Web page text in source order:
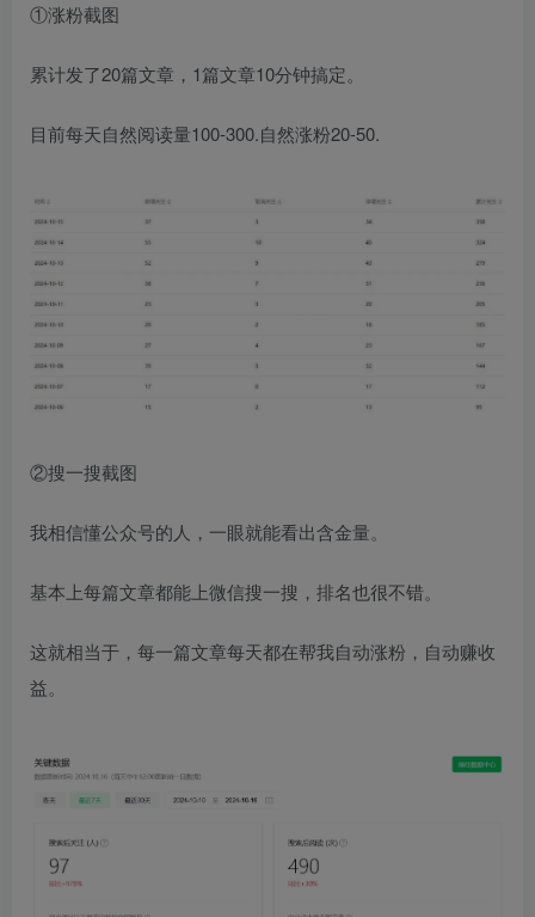
①涨粉截图
累计发了20篇文章，1篇文章10分钟搞定。
目前每天自然阅读量100-300.自然涨粉20-50.
②搜一搜截图
我相信懂公众号的人，一眼就能看出含金量。
基本上每篇文章都能上微信搜一搜，排名也很不错。
这就相当于，每一篇文章每天都在帮我自动涨粉，自动赚收
益。